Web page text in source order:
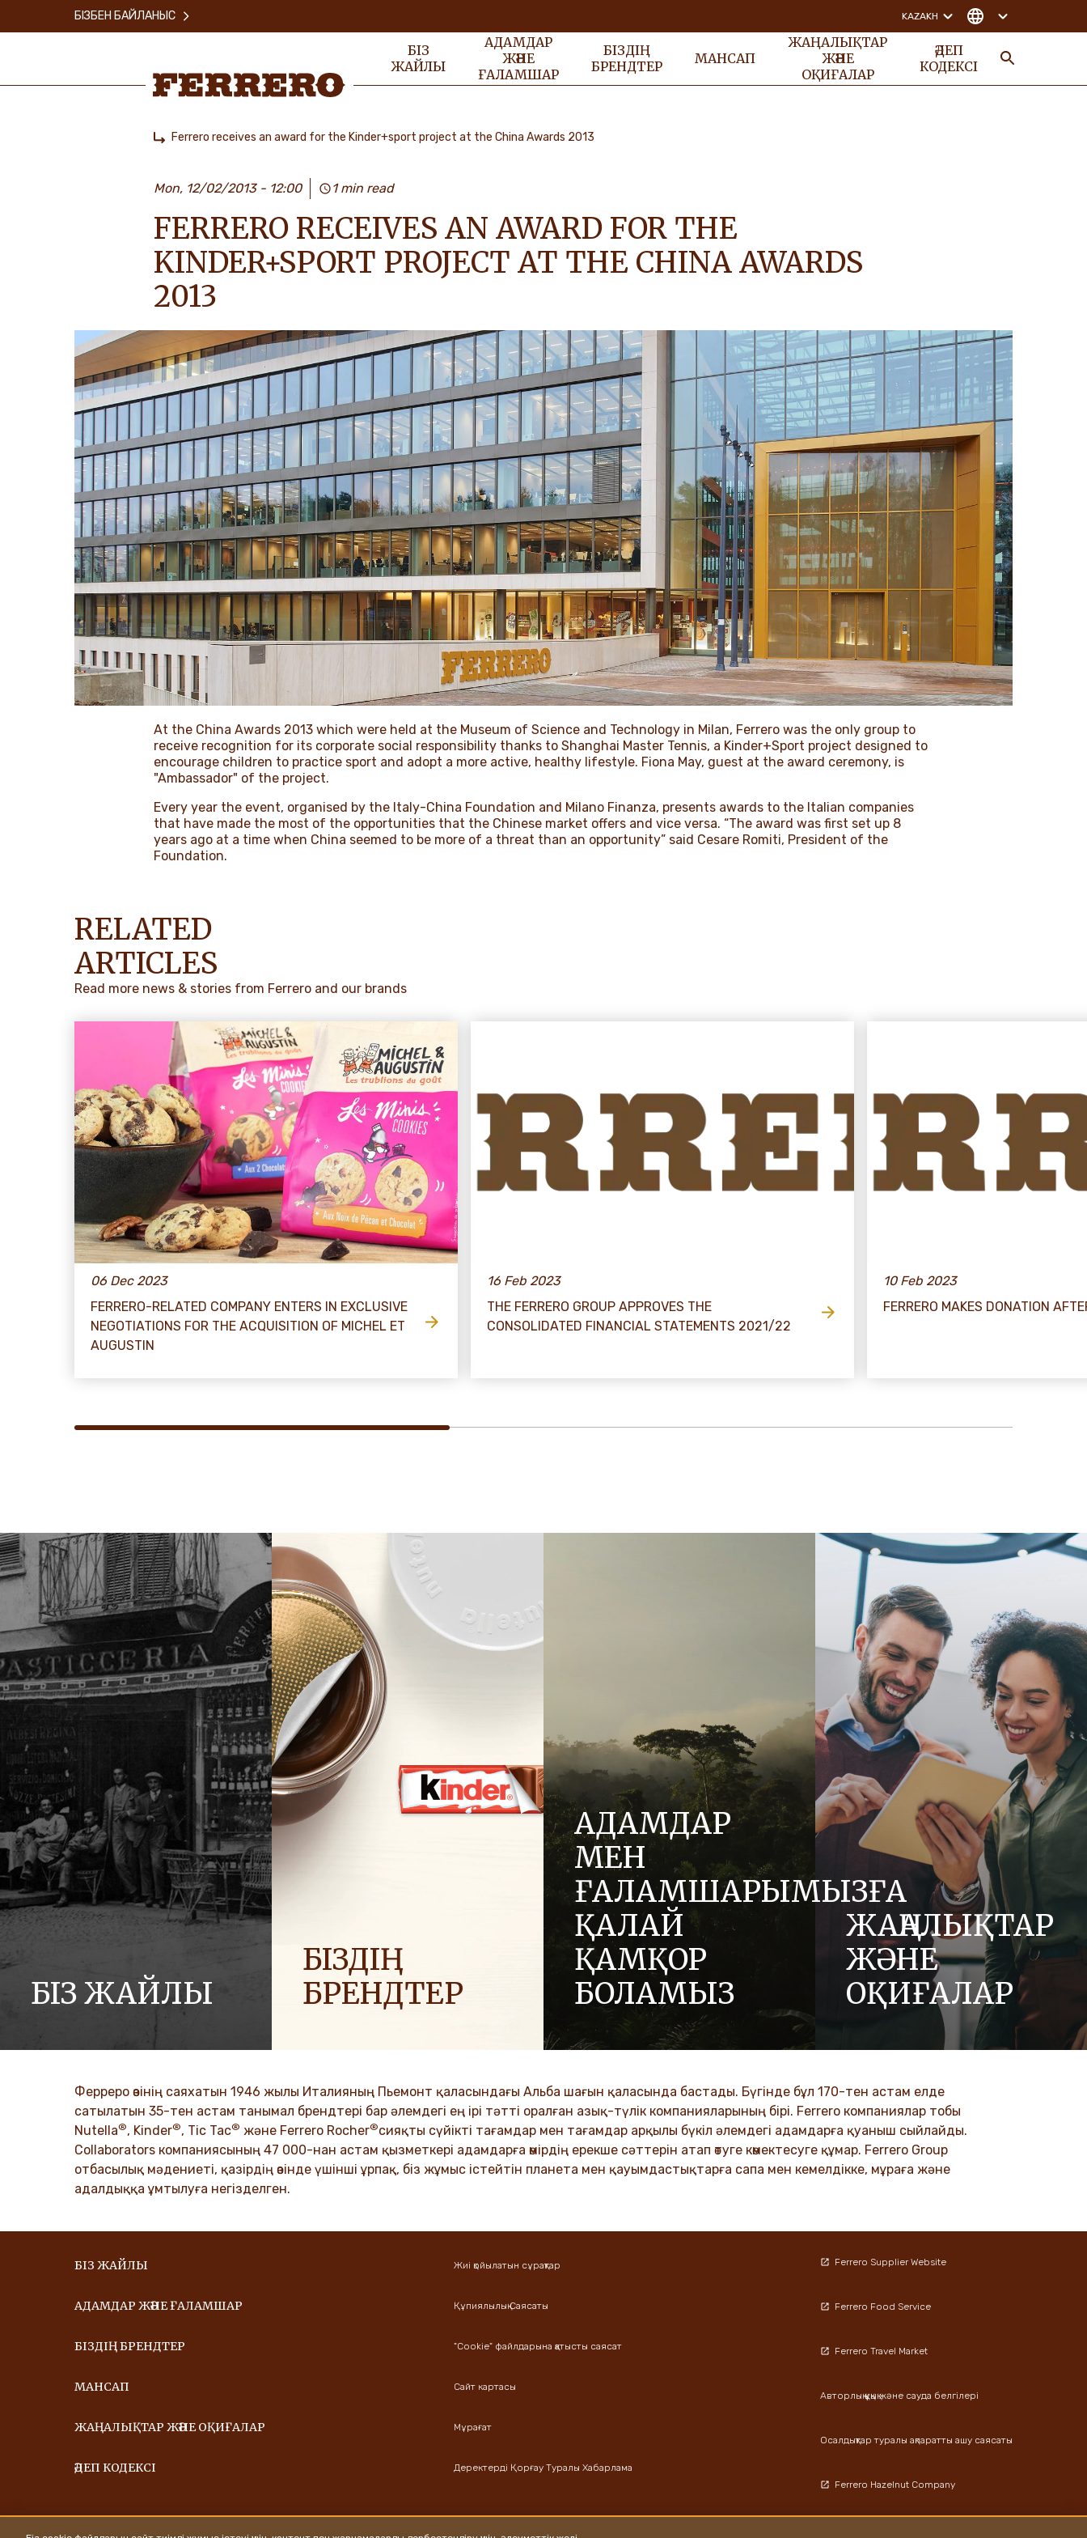
БІЗ
ЖАЙЛЫ
АДАМДАР
ЖӘНЕ
ҒАЛАМШАР
БІЗДІҢ
БРЕНДТЕР
МАНСАП
ЖАҢАЛЫҚТАР
ЖӘНЕ
ОҚИҒАЛАР
ӘДЕП
КОДЕКСІ
БІЗБЕН БАЙЛАНЫС KAZAKH
Ferrero receives an award for the Kinder+sport project at the China Awards 2013
Mon, 12/02/2013 - 12:00 1 min read
FERRERO RECEIVES AN AWARD FOR THE
KINDER+SPORT PROJECT AT THE CHINA AWARDS
2013
At the China Awards 2013 which were held at the Museum of Science and Technology in Milan, Ferrero was the only group to
receive recognition for its corporate social responsibility thanks to Shanghai Master Tennis, a Kinder+Sport project designed to
encourage children to practice sport and adopt a more active, healthy lifestyle. Fiona May, guest at the award ceremony, is
"Ambassador" of the project.
Every year the event, organised by the Italy-China Foundation and Milano Finanza, presents awards to the Italian companies
that have made the most of the opportunities that the Chinese market offers and vice versa. “The award was first set up 8
years ago at a time when China seemed to be more of a threat than an opportunity” said Cesare Romiti, President of the
Foundation.
RELATED
ARTICLES
Read more news & stories from Ferrero and our brands
06 Dec 2023
FERRERO-RELATED COMPANY ENTERS IN EXCLUSIVE
NEGOTIATIONS FOR THE ACQUISITION OF MICHEL ET
AUGUSTIN
16 Feb 2023
THE FERRERO GROUP APPROVES THE
CONSOLIDATED FINANCIAL STATEMENTS 2021/22
10 Feb 2023
FERRERO MAKES DONATION
БІЗ ЖАЙЛЫ
Ferrero компаниялар тобының тарихы
DISCOVER MORE
БІЗДІҢ
БРЕНДТЕР
DISCOVER MORE
АДАМДАР
МЕН
ҒАЛАМШАРЫМЫЗҒА
ҚАЛАЙ
ҚАМҚОР
БОЛАМЫЗ
Отбасылық компания ретінде құрмет,
адалдық және инновация сияқты
DISCOVER MORE
ЖАҢАЛЫҚТАР
ЖӘНЕ
ОҚИҒАЛАР
Біздің жаңалықтар бөлімінде Ferrero
және оның брендтері туралы
DISCOVER MORE
Ферреро өзінің саяхатын 1946 жылы Италияның Пьемонт қаласындағы Альба шағын қаласында бастады. Бүгінде бұл 170-тен астам елде
сатылатын 35-тен астам танымал брендтері бар әлемдегі ең ірі тәтті оралған азық-түлік компанияларының бірі. Ferrero компаниялар тобы
Nutella®, Kinder®, Tic Tac® және Ferrero Rocher®сияқты сүйікті тағамдар мен тағамдар арқылы бүкіл әлемдегі адамдарға қуаныш сыйлайды.
Collaborators компаниясының 47 000-нан астам қызметкері адамдарға өмірдің ерекше сәттерін атап өтуге көмектесуге құмар. Ferrero Group
отбасылық мәдениеті, қазірдің өзінде үшінші ұрпақ, біз жұмыс істейтін планета мен қауымдастықтарға сапа мен кемелдікке, мұраға және
адалдыққа ұмтылуға негізделген.
БІЗ ЖАЙЛЫ
АДАМДАР ЖӘНЕ ҒАЛАМШАР
БІЗДІҢ БРЕНДТЕР
МАНСАП
ЖАҢАЛЫҚТАР ЖӘНЕ ОҚИҒАЛАР
ӘДЕП КОДЕКСІ
Жиі қойылатын сұрақтар
Құпиялылық Саясаты
"Cookie" файлдарына қатысты саясат
Сайт картасы
Мұрағат
Деректерді Қорғау Туралы Хабарлама
Ferrero Supplier Website
Ferrero Food Service
Ferrero Travel Market
Авторлық құқық және сауда белгілері
Осалдықтар туралы ақпаратты ашу саясаты
Ferrero Hazelnut Company